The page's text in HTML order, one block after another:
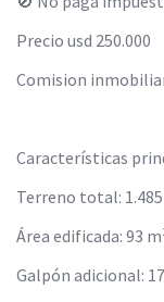
Precio usd 250.000
Comision
Características
Terreno total:
Área edificada: 93
Galpón adicional: